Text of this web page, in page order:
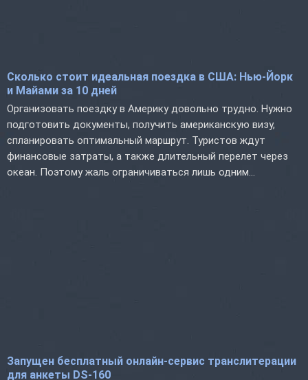
Сколько стоит идеальная поездка в США: Нью-Йорк
и Майами за 10 дней
Организовать поездку в Америку довольно трудно. Нужно
подготовить документы, получить американскую визу,
спланировать оптимальный маршрут. Туристов ждут
финансовые затраты, а также длительный перелет через
океан. Поэтому жаль ограничиваться лишь одним...
Запущен бесплатный онлайн-сервис транслитерации
для анкеты DS-160